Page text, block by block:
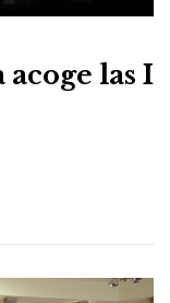
las I